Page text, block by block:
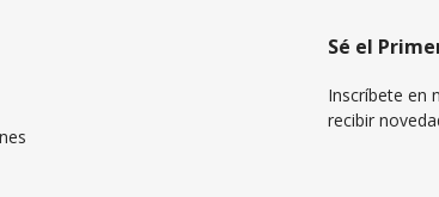
Sé el
Inscríbete en
recibir